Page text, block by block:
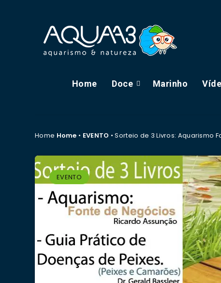
Home Doce Marinho
Home Home • EVENTO •Sorteio de 3 Livros: Aquarismo
EVENTO